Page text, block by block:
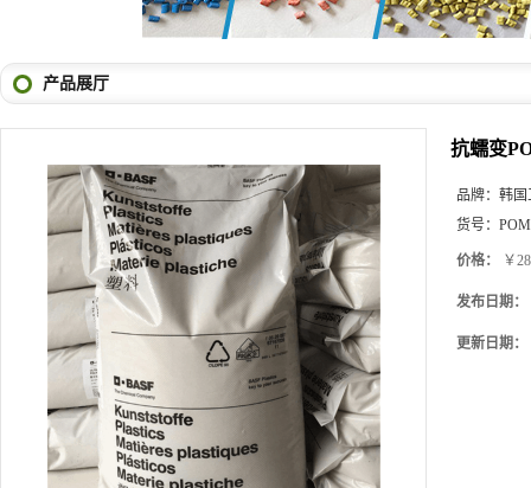
产品展厅
抗蠕变
品牌： 韩国
货号： POM
价格： ￥
发布日期：
更新日期：